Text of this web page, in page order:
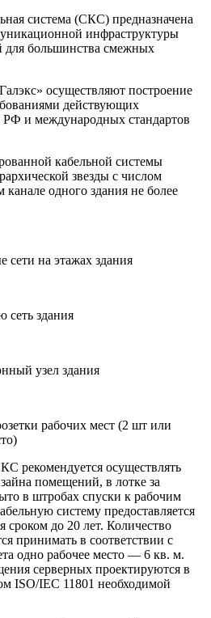
система (СКС) предназначена
инфраструктуры
для большинства смежных
осуществляют построение
действующих
и международных стандартов
кабельной системы
звезды с числом
одного здания не более
сети на этажах здания
сеть здания
узел здания
рабочих мест (2 шт или
рекомендуется осуществлять
помещений, в лотке за
в штробах спуски к рабочим
систему предоставляется
сроком до 20 лет. Количество
принимать в соответствии с
одно рабочее место — 6 кв. м.
серверных проектируются в
ISO/IEC 11801 необходимой